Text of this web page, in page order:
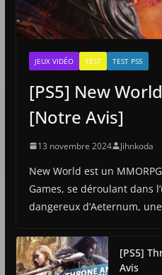
JEUX VIDÉO TEST TEST PS5
[PS5] New
[Notre Avis]
13 novembre 2024 Jihnkoda
New World est un
Games, se déroulant dans
dangereux d’Aeternum,
[PS5]
Avis